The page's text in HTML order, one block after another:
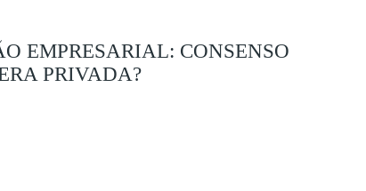
EMPRESARIAL: CONSENSO
PRIVADA?